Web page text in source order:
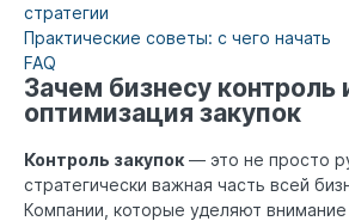
стратегии
Практические советы: с чего начать
FAQ
Зачем бизнесу контроль
оптимизация закупок
Контроль закупок — это не просто
стратегически важная часть всей
Компании, которые уделяют внимание